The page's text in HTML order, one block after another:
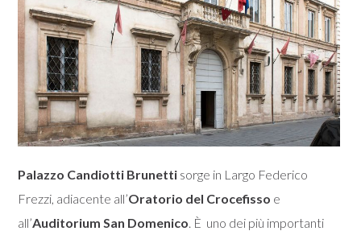
Palazzo Candiotti Brunetti sorge in Largo Federico
Frezzi, adiacente all’Oratorio del Crocefisso e
all’Auditorium San Domenico. È uno dei più importanti